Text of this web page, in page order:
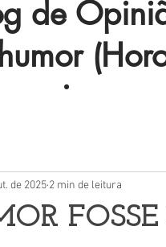
de
de 2025 2 min de leitura